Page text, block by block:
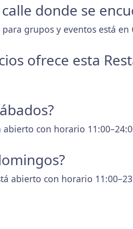
donde se
para grupos y eventos está
ofrece esta
abierto con horario
abierto con horario